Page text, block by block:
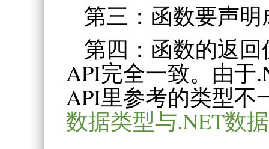
第三：函数要声明
第四：函数的返回
API完全一致。由于
API里参考的类型不
数据类型与.NET数